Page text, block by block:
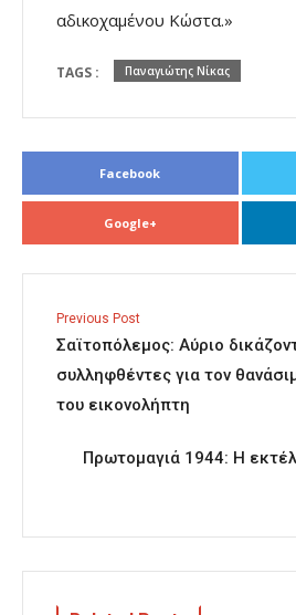
αδικοχαμένου Κώστα.»
TAGS : Παναγιώτης Νίκας
Facebook
Google+
Previous Post
Σαϊτοπόλεμος: Αύριο
συλληφθέντες για τον
του εικονολήπτη
Πρωτομαγιά 1944: Η